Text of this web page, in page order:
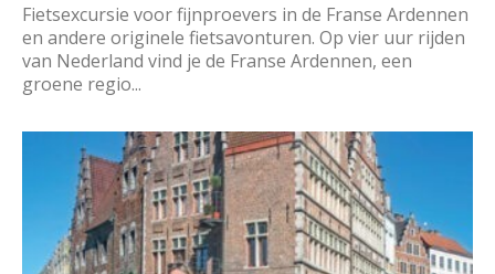
Fietsexcursie voor fijnproevers in de Franse Ardennen
en andere originele fietsavonturen. Op vier uur rijden
van Nederland vind je de Franse Ardennen, een
groene regio...